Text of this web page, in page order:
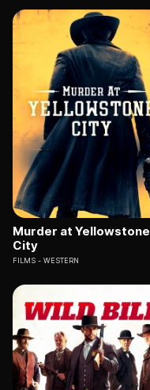
Murder at Yellowstone
City
FILMS WESTERN